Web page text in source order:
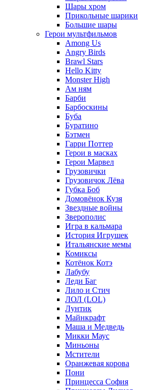
Шары хром
Прикольные шарики
Большие шары
Герои мультфильмов
Among Us
Angry Birds
Brawl Stars
Hello Kitty
Monster High
Ам ням
Барби
Барбоскины
Буба
Буратино
Бэтмен
Гарри Поттер
Герои в масках
Герои Марвел
Грузовички
Грузовичок Лёва
Губка Боб
Домовёнок Кузя
Звездные войны
Зверополис
Игра в кальмара
История Игрушек
Итальянские мемы
Комиксы
Котёнок Котэ
Лабубу
Леди Баг
Лило и Стич
ЛОЛ (LOL)
Лунтик
Майнкрафт
Маша и Медведь
Микки Маус
Миньоны
Мстители
Оранжевая корова
Пони
Принцесса София